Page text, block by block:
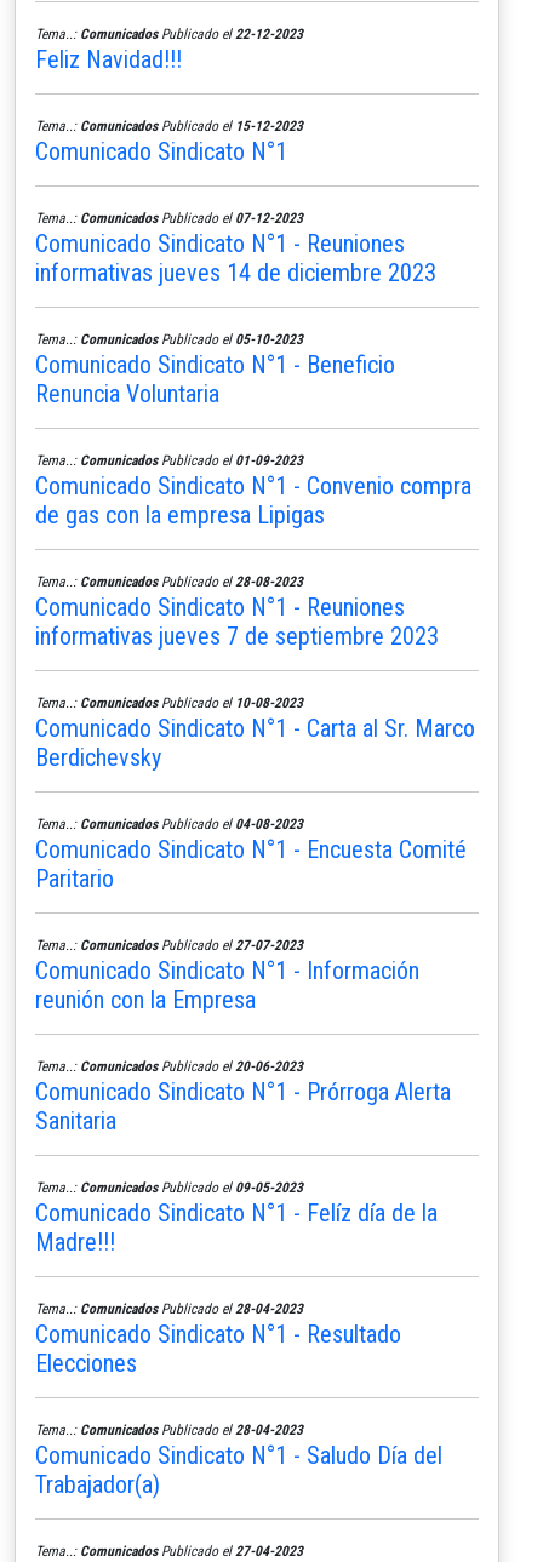
Tema..: ComunicadosPublicado el 22-12-2023
Feliz Navidad!!!
Tema..: ComunicadosPublicado el 15-12-2023
Comunicado Sindicato N°1
Tema..: ComunicadosPublicado el 07-12-2023
Comunicado Sindicato N°1 - Reuniones
informativas jueves 14 de diciembre 2023
Tema..: ComunicadosPublicado el 05-10-2023
Comunicado Sindicato N°1 - Beneficio
Renuncia Voluntaria
Tema..: ComunicadosPublicado el 01-09-2023
Comunicado Sindicato N°1 - Convenio compra
de gas con la empresa Lipigas
Tema..: ComunicadosPublicado el 28-08-2023
Comunicado Sindicato N°1 - Reuniones
informativas jueves 7 de septiembre 2023
Tema..: ComunicadosPublicado el 10-08-2023
Comunicado Sindicato N°1 - Carta al Sr. Marco
Berdichevsky
Tema..: ComunicadosPublicado el 04-08-2023
Comunicado Sindicato N°1 - Encuesta Comité
Paritario
Tema..: ComunicadosPublicado el 27-07-2023
Comunicado Sindicato N°1 - Información
reunión con la Empresa
Tema..: ComunicadosPublicado el 20-06-2023
Comunicado Sindicato N°1 - Prórroga Alerta
Sanitaria
Tema..: ComunicadosPublicado el 09-05-2023
Comunicado Sindicato N°1 - Felíz día de la
Madre!!!
Tema..: ComunicadosPublicado el 28-04-2023
Comunicado Sindicato N°1 - Resultado
Elecciones
Tema..: ComunicadosPublicado el 28-04-2023
Comunicado Sindicato N°1 - Saludo Día del
Trabajador(a)
Tema..: ComunicadosPublicado el 27-04-2023